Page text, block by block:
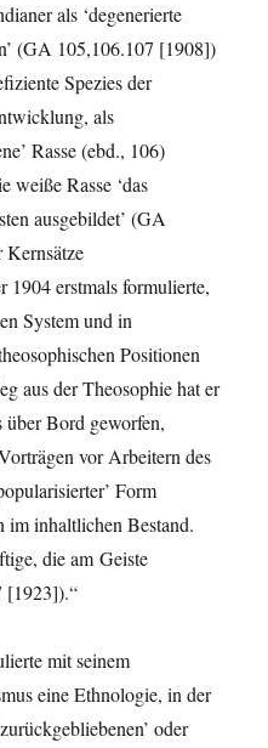
als ‘degenerierte
(GA 105,106.107 [1908])
Spezies der
als
Rasse (ebd., 106)
weiße Rasse ‘das
ausgebildet’ (GA
1904 erstmals formulierte,
System und in
Positionen
aus der Theosophie hat er
Bord geworfen,
vor Arbeitern des
Form
im inhaltlichen Bestand.
die am Geiste
[1923]).“
mit seinem
eine Ethnologie, in der
oder